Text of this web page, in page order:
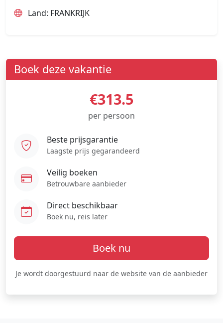
Land: FRANKRIJK
Boek deze vakantie
€313.5
per persoon
Beste prijsgarantie
Laagste prijs gegarandeerd
Veilig boeken
Betrouwbare aanbieder
Direct beschikbaar
Boek nu, reis later
Boek nu
Je wordt doorgestuurd naar de website van de aanbieder